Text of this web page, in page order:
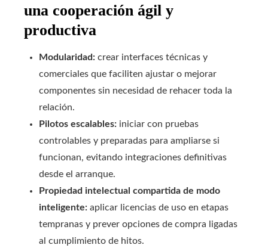
una cooperación ágil y
productiva
Modularidad: crear interfaces técnicas y
comerciales que faciliten ajustar o mejorar
componentes sin necesidad de rehacer toda la
relación.
Pilotos escalables: iniciar con pruebas
controlables y preparadas para ampliarse si
funcionan, evitando integraciones definitivas
desde el arranque.
Propiedad intelectual compartida de modo
inteligente: aplicar licencias de uso en etapas
tempranas y prever opciones de compra ligadas
al cumplimiento de hitos.